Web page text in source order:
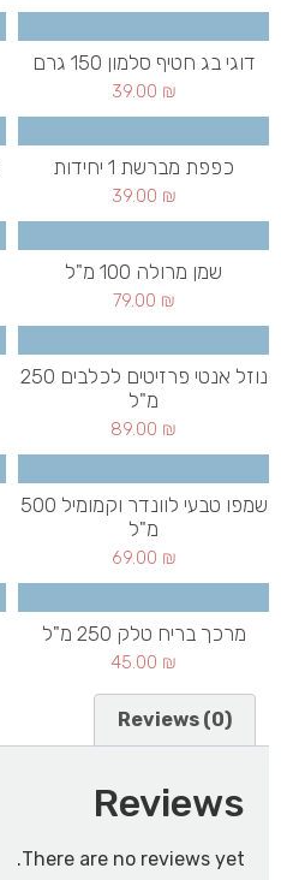
דוגי בג חטיף סלמון 150 גרם
39.00 ₪
כפפת מברשת 1 יחידות
39.00 ₪
שמן מרולה 100 מ"ל
79.00 ₪
נוזל אנטי פרזיטים לכלבים 250
מ"ל
89.00 ₪
שמפו טבעי לוונדר וקמומיל 500
מ"ל
69.00 ₪
מרכך בריח טלק 250 מ"ל
45.00 ₪
Reviews (0)
Reviews
There are no reviews yet.